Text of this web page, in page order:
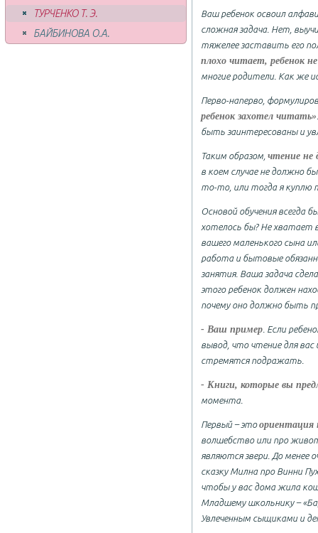
ТУРЧЕНКО Т. Э.
БАЙБИНОВА О.А.
Ваш ребенок освоил
сложная задача. Нет,
тяжелее заставить его
плохо читает, ребенок
многие родители. Как же
Перво-наперво,
ребенок захотел читать»
быть заинтересованы и
Таким образом, чтение не
в коем случае не должно
то-то, или тогда я куплю
Основой обучения всегда
хотелось бы? Не хватает
вашего маленького сына
работа и бытовые
занятия. Ваша задача
этого ребенок должен
почему оно должно быть
- Ваш пример . Если
вывод, что чтение для
стремятся подражать.
- Книги, которые вы
момента.
Первый – этоориентация
волшебство или про
являются звери. До менее
сказку Милна про Винни
чтобы у вас дома жила
Младшему школьнику –
Увлеченным сыщиками и